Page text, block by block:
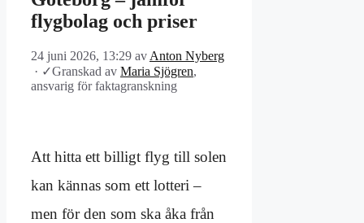
flygbolag och priser
24 juni 2026, 13:29 av Anton Nyberg
· ✓Granskad av Maria Sjögren,
ansvarig för faktagranskning
Att hitta ett billigt flyg till solen
kan kännas som ett lotteri –
men för den som ska åka från